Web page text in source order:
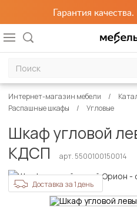
Гарантия
Интернет-магазин мебели
Распашные шкафы
Угловые
Шкаф угловой
КДСП
арт. 5500100150014
Доставка за 1 день